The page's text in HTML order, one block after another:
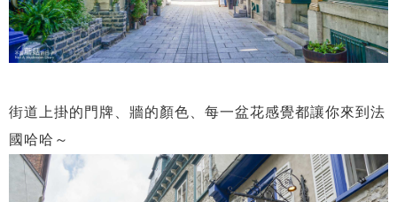
街道上掛的門牌、牆的顏色、每一盆花感覺都讓你來到法
國哈哈～